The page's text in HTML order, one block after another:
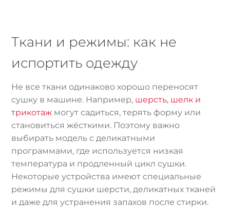
Ткани и режимы: как не
испортить одежду
Не все ткани одинаково хорошо переносят
сушку в машине. Например, шерсть, шелк и
трикотаж могут садиться, терять форму или
становиться жёсткими. Поэтому важно
выбирать модель с деликатными
программами, где используется низкая
температура и продленный цикл сушки.
Некоторые устройства имеют специальные
режимы для сушки шерсти, деликатных тканей
и даже для устранения запахов после стирки.